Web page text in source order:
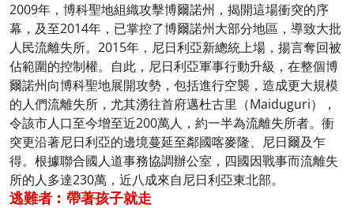
2009年，博科聖地組織攻擊博爾諾州，揭開這場衝突的序
幕，及至2014年，已掌控了博爾諾州大部分地區，導致大批
人民流離失所。2015年，尼日利亞新總統上場，揚言奪回被
佔範圍的控制權。自此，尼日利亞軍事行動升級，在整個博
爾諾州向博科聖地展開攻勢，包括進行空襲，造成更大規模
的人們流離失所，尤其湧往首府邁杜古里（Maiduguri），
令該市人口至今增至近200萬人，約一半為流離失所者。衝
突更沿著尼日利亞的邊境蔓延至鄰國喀麥隆、尼日爾及乍
得。根據聯合國人道事務協調辦公室，四國因戰事而流離失
所的人多達230萬，近八成來自尼日利亞東北部。
逃難者︰帶著孩子就走